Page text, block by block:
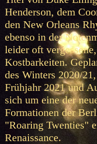
Henderson, dem
den New Orleans
ebenso in der
leider oft
Kostbarkeiten.
des Winters 2020/
Frühjahr 2021 und
sich um eine der
Formationen der
"Roaring Twenties"
Renaissance.